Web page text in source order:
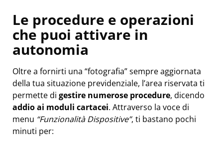
Le procedure e operazioni
che puoi attivare in
autonomia
Oltre a fornirti una “fotografia” sempre aggiornata
della tua situazione previdenziale, l’area riservata ti
permette di gestire numerose procedure, dicendo
addio ai moduli cartacei. Attraverso la voce di
menu “Funzionalità Dispositive”, ti bastano pochi
minuti per: